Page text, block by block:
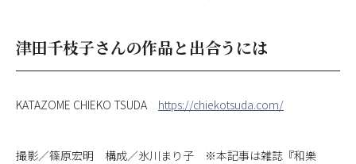
津田千枝子さんの作品と出合うには
KATAZOME CHIEKO TSUDA https://chiekotsuda.com/
撮影／篠原宏明 構成／氷川まり子 ※本記事は雑誌『和樂